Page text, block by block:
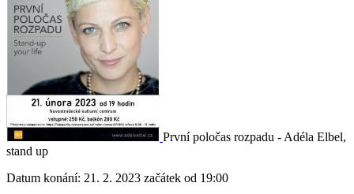
První poločas rozpadu - Adéla Elbel,
stand up
Datum konání: 21. 2. 2023 začátek od 19:00